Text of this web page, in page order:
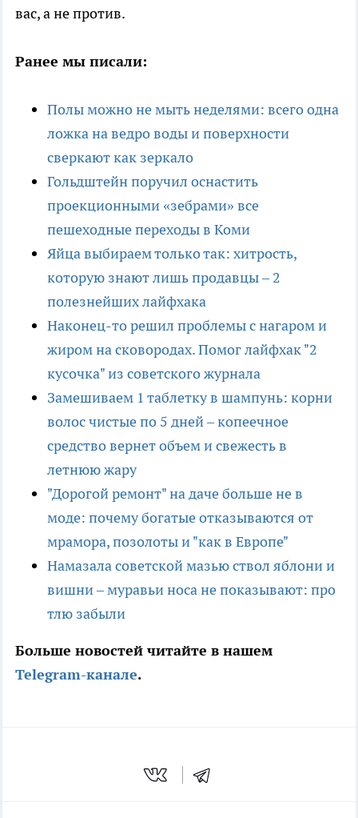
вас, а не против.
Ранее мы писали:
Полы можно не мыть неделями: всего одна
ложка на ведро воды и поверхности
сверкают как зеркало
Гольдштейн поручил оснастить
проекционными «зебрами» все
пешеходные переходы в Коми
Яйца выбираем только так: хитрость,
которую знают лишь продавцы – 2
полезнейших лайфхака
Наконец-то решил проблемы с нагаром и
жиром на сковородах. Помог лайфхак "2
кусочка" из советского журнала
Замешиваем 1 таблетку в шампунь: корни
волос чистые по 5 дней – копеечное
средство вернет объем и свежесть в
летнюю жару
"Дорогой ремонт" на даче больше не в
моде: почему богатые отказываются от
мрамора, позолоты и "как в Европе"
Намазала советской мазью ствол яблони и
вишни – муравьи носа не показывают: про
тлю забыли
Больше новостей читайте в нашем
Telegram-канале.